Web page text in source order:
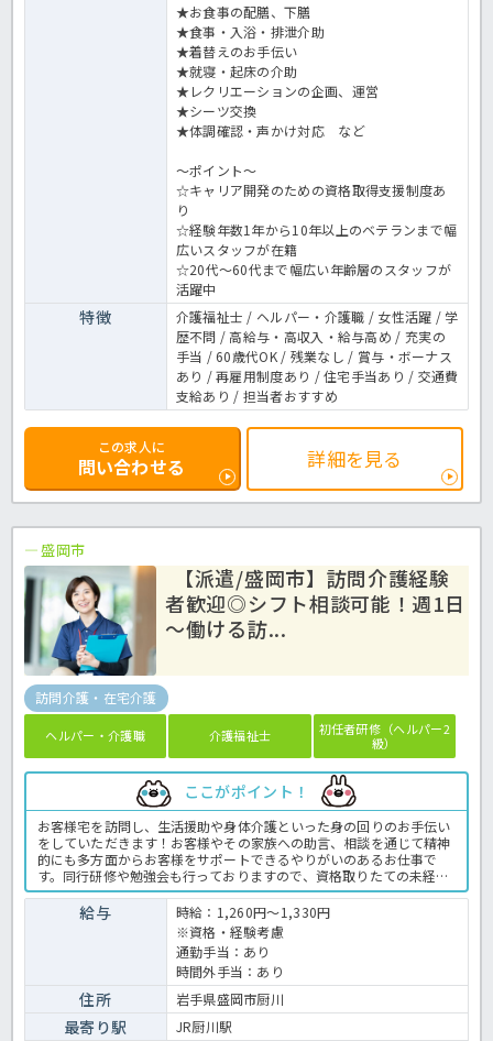
★お食事の配膳、下膳
★食事・入浴・排泄介助
★着替えのお手伝い
★就寝・起床の介助
★レクリエーションの企画、運営
★シーツ交換
★体調確認・声かけ対応 など
～ポイント～
☆キャリア開発のための資格取得支援制度あ
り
☆経験年数1年から10年以上のベテランまで幅
広いスタッフが在籍
☆20代～60代まで幅広い年齢層のスタッフが
活躍中
特徴
介護福祉士 / ヘルパー・介護職 / 女性活躍 / 学
歴不問 / 高給与・高収入・給与高め / 充実の
手当 / 60歳代OK / 残業なし / 賞与・ボーナス
あり / 再雇用制度あり / 住宅手当あり / 交通費
支給あり / 担当者おすすめ
この求人に
問い合わせる 詳細を見る
盛岡市
【派遣/盛岡市】訪問介護経験
者歓迎◎シフト相談可能！週1日
～働ける訪...
訪問介護・在宅介護
ヘルパー・介護職 介護福祉士
初任者研修（ヘルパー2
級）
ここがポイント！
お客様宅を訪問し、生活援助や身体介護といった身の回りのお手伝い
をしていただきます！お客様やその家族への助言、相談を通じて精神
的にも多方面からお客様をサポートできるやりがいのあるお仕事で
す。同行研修や勉強会も行っておりますので、資格取りたての未経験
の方、ブランクのある方でもご安心下さい。運営するグループは全国
に事業所を持つ法人なため、手当や福利厚生が充実。日勤のみで月給
20万円以上と高給与なのが嬉しいですね♪お気軽にほっ介護までお問
い合わせください。訪問介護での介護業務全般です。 ＜介護職 派
給与
時給：1,260円～1,330円
※資格・経験考慮
通勤手当：あり
時間外手当：あり
住所 岩手県盛岡市厨川
最寄り駅 JR厨川駅